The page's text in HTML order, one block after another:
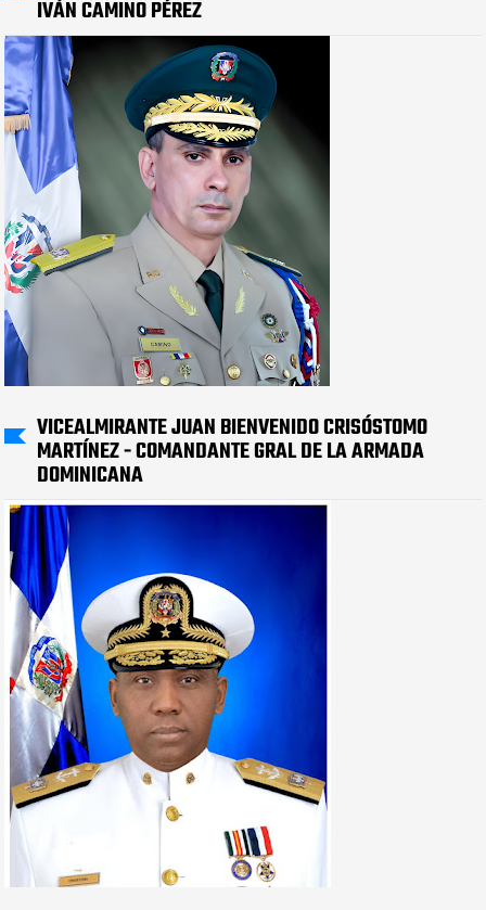
IVÁN CAMINO PÉREZ
VICEALMIRANTE JUAN BIENVENIDO CRISÓSTOMO
MARTÍNEZ - COMANDANTE GRAL DE LA ARMADA
DOMINICANA